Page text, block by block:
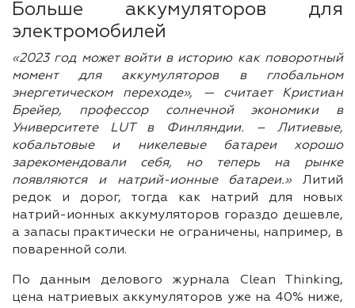
Больше аккумуляторов для
электромобилей
«2023 год может войти в историю как поворотный
момент для аккумуляторов в глобальном
энергетическом переходе», — считает Кристиан
Брейер, профессор солнечной экономики в
Университете LUT в Финляндии. – Литиевые,
кобальтовые и никелевые батареи хорошо
зарекомендовали себя, но теперь на рынке
появляются и натрий-ионные батареи.» Литий
редок и дорог, тогда как натрий для новых
натрий-ионных аккумуляторов гораздо дешевле,
а запасы практически не ограничены, например, в
поваренной соли.
По данным делового журнала Clean Thinking,
цена натриевых аккумуляторов уже на 40% ниже,